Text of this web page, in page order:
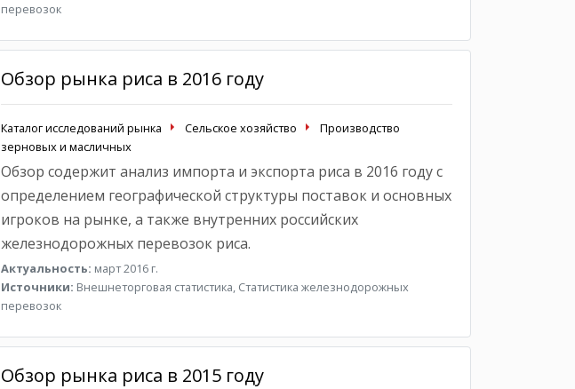
перевозок
Обзор рынка риса в 2016 году
Каталог исследований рынка Сельское хозяйство
Производство
зерновых и масличных
Обзор содержит анализ импорта и экспорта риса в 2016 году с
определением географической структуры поставок и основных
игроков на рынке, а также внутренних российских
железнодорожных перевозок риса.
Актуальность: март 2016 г.
Источники: Внешнеторговая статистика, Статистика железнодорожных
перевозок
Обзор рынка риса в 2015 году